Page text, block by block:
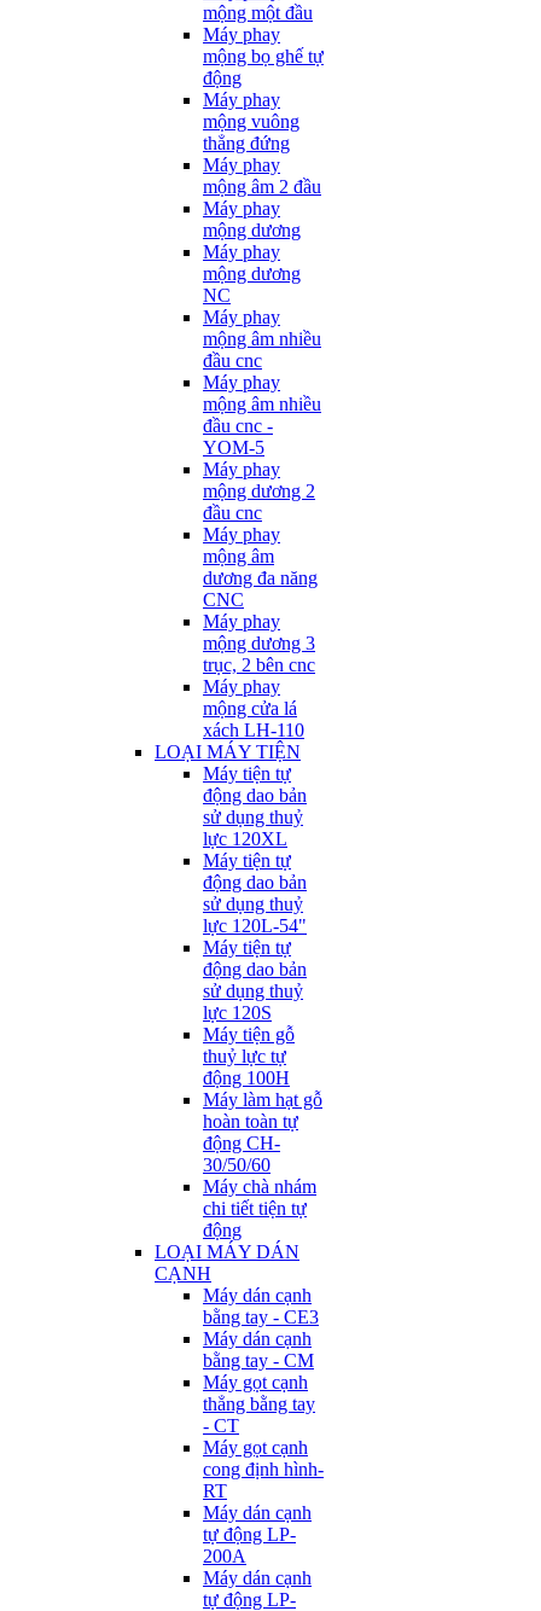
mộng một đầu
Máy phay
mộng bọ ghế tự
động
Máy phay
mộng vuông
thẳng đứng
Máy phay
mộng âm 2 đầu
Máy phay
mộng dương
Máy phay
mộng dương
NC
Máy phay
mộng âm nhiều
đầu cnc
Máy phay
mộng âm nhiều
đầu cnc -
YOM-5
Máy phay
mộng dương 2
đầu cnc
Máy phay
mộng âm
dương đa năng
CNC
Máy phay
mộng dương 3
trục, 2 bên cnc
Máy phay
mộng cửa lá
xách LH-110
LOẠI MÁY TIỆN
Máy tiện tự
động dao bản
sử dụng thuỷ
lực 120XL
Máy tiện tự
động dao bản
sử dụng thuỷ
lực 120L-54"
Máy tiện tự
động dao bản
sử dụng thuỷ
lực 120S
Máy tiện gỗ
thuỷ lực tự
động 100H
Máy làm hạt gỗ
hoàn toàn tự
động CH-
30/50/60
Máy chà nhám
chi tiết tiện tự
động
LOẠI MÁY DÁN
CẠNH
Máy dán cạnh
bằng tay - CE3
Máy dán cạnh
bằng tay - CM
Máy gọt cạnh
thẳng bằng tay
- CT
Máy gọt cạnh
cong định hình-
RT
Máy dán cạnh
tự động LP-
200A
Máy dán cạnh
tự động LP-